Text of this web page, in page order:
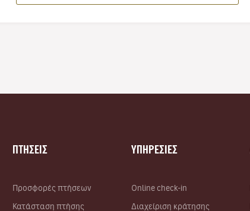
ΠΤΗΣΕΙΣ
Προσφορές πτήσεων
Κατάσταση πτήσης
ΥΠΗΡΕΣΙΕΣ
Online check-in
Διαχείριση κράτησης